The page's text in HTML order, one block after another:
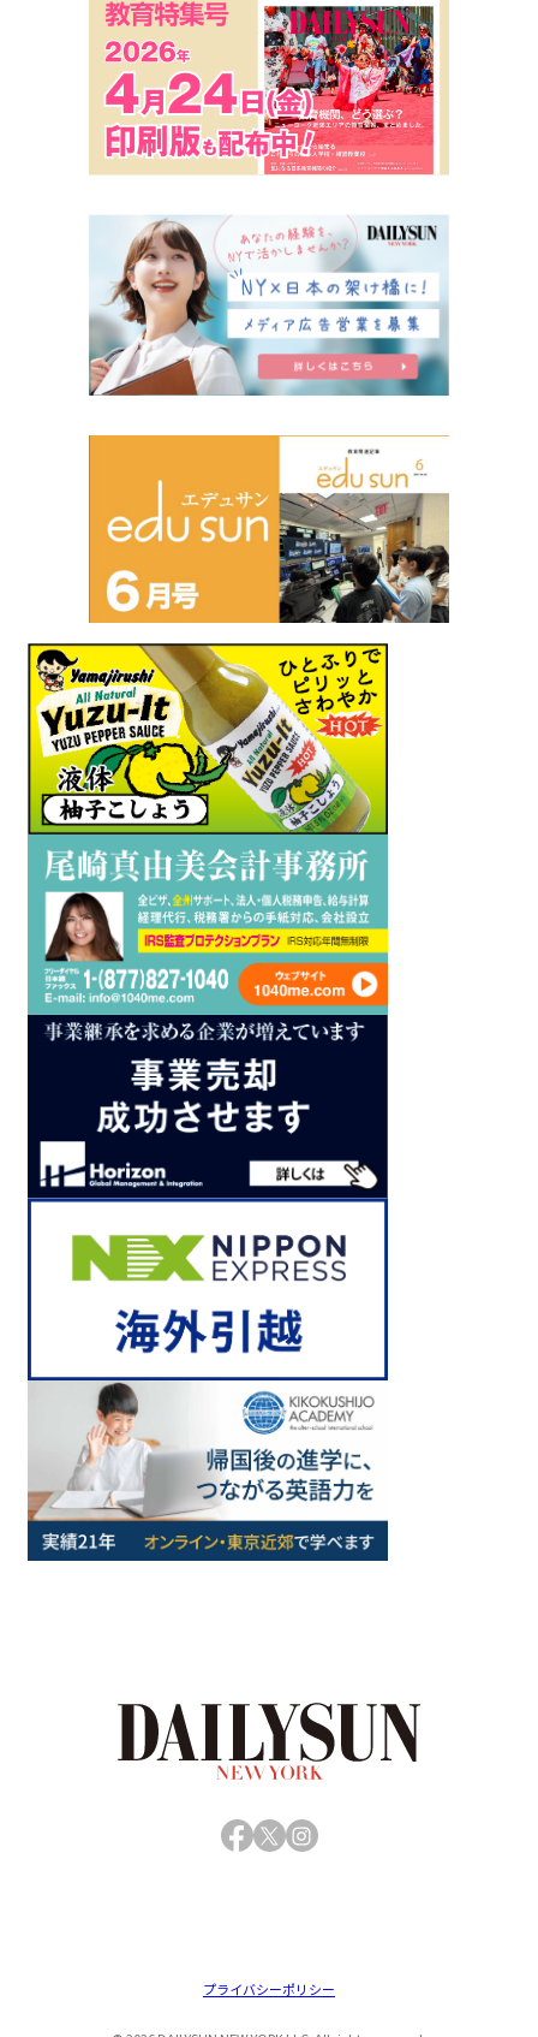
Facebook
X Instagram
プライバシーポリシー